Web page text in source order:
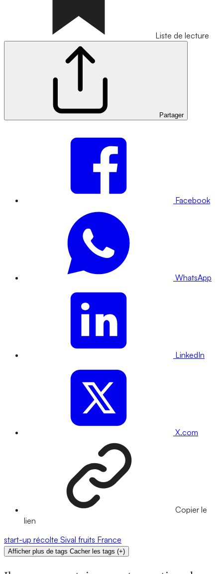
Liste de lecture
Partager
Facebook
WhatsApp
LinkedIn
X.com
Copier le
lien
start-up récolte Sival fruits France
Afficher plus de tags Cacher les tags (+)